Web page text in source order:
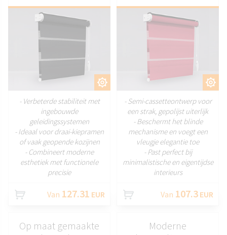
- Verbeterde stabiliteit met
ingebouwde
geleidingssystemen
- Ideaal voor draai-kiepramen
of vaak geopende kozijnen
- Combineert moderne
esthetiek met functionele
precisie
Van 127.31 EUR
- Semi-cassetteontwerp voor
een strak, gepolijst uiterlijk
- Beschermt het blinde
mechanisme en voegt een
vleugje elegantie toe
- Past perfect bij
minimalistische en eigentijdse
interieurs
Van 107.3 EUR
Op maat gemaakte
Moderne